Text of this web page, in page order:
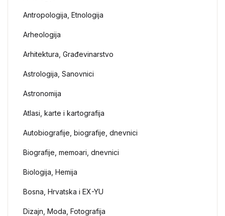
Antropologija, Etnologija
Arheologija
Arhitektura, Građevinarstvo
Astrologija, Sanovnici
Astronomija
Atlasi, karte i kartografija
Autobiografije, biografije, dnevnici
Biografije, memoari, dnevnici
Biologija, Hemija
Bosna, Hrvatska i EX-YU
Dizajn, Moda, Fotografija